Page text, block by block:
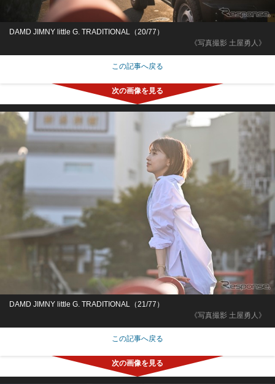
《写真撮影 土屋勇人》
DAMD JIMNY little G. TRADITIONAL（20/77）
この記事へ戻る
《写真撮影 土屋勇人》
DAMD JIMNY little G. TRADITIONAL（21/77）
この記事へ戻る